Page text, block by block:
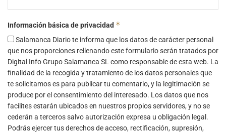
Información básica de privacidad *
Salamanca Diario te informa que los datos de carácter personal
que nos proporciones rellenando este formulario serán tratados por
Digital Info Grupo Salamanca SL como responsable de esta web. La
finalidad de la recogida y tratamiento de los datos personales que
te solicitamos es para publicar tu comentario, y la legitimación se
produce por el consentimiento del interesado. Los datos que nos
facilites estarán ubicados en nuestros propios servidores, y no se
cederán a terceros salvo autorización expresa u obligación legal.
Podrás ejercer tus derechos de acceso, rectificación, supresión,